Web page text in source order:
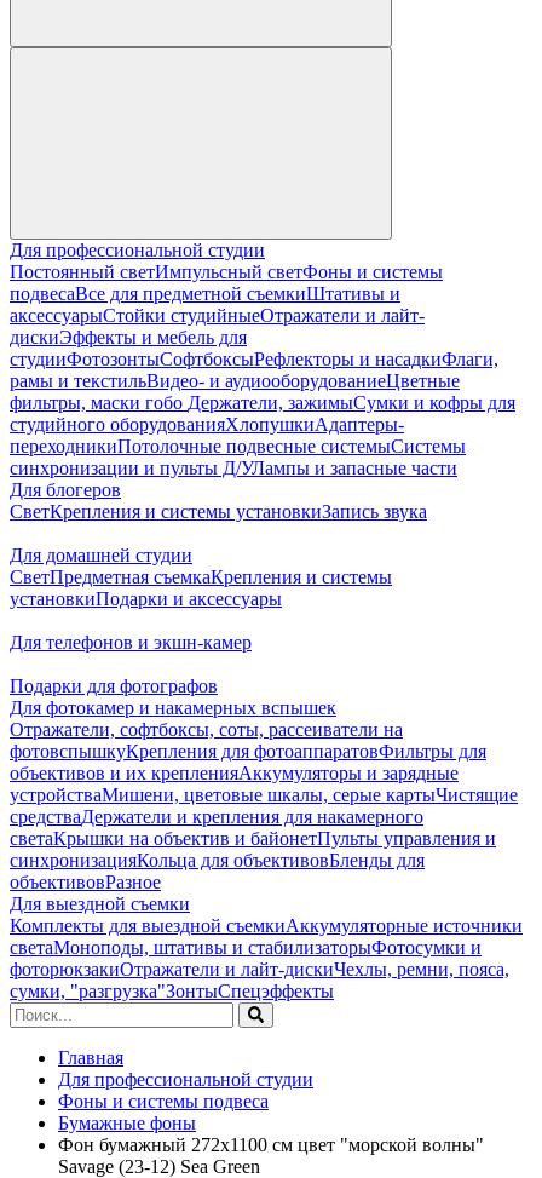
Для профессиональной студии
Постоянный светИмпульсный светФоны и системы
подвесаВсе для предметной съемкиШтативы и
аксессуарыСтойки студийныеОтражатели и лайт-
дискиЭффекты и мебель для
студииФотозонтыСофтбоксыРефлекторы и насадкиФлаги,
рамы и текстильВидео- и аудиооборудованиеЦветные
фильтры, маски гобо Держатели, зажимыСумки и кофры для
студийного оборудованияХлопушкиАдаптеры-
переходникиПотолочные подвесные системыСистемы
синхронизации и пульты Д/УЛампы и запасные части
Для блогеров
СветКрепления и системы установкиЗапись звука
Для домашней студии
СветПредметная съемкаКрепления и системы
установкиПодарки и аксессуары
Для телефонов и экшн-камер
Подарки для фотографов
Для фотокамер и накамерных вспышек
Отражатели, софтбоксы, соты, рассеиватели на
фотовспышкуКрепления для фотоаппаратовФильтры для
объективов и их крепленияАккумуляторы и зарядные
устройстваМишени, цветовые шкалы, серые картыЧистящие
средстваДержатели и крепления для накамерного
светаКрышки на объектив и байонетПульты управления и
синхронизацияКольца для объективовБленды для
объективовРазное
Для выездной съемки
Комплекты для выездной съемкиАккумуляторные источники
светаМоноподы, штативы и стабилизаторыФотосумки и
фоторюкзакиОтражатели и лайт-дискиЧехлы, ремни, пояса,
сумки, "разгрузка"ЗонтыСпецэффекты
Главная
Для профессиональной студии
Фоны и системы подвеса
Бумажные фоны
Фон бумажный 272x1100 см цвет "морской волны"
Savage (23-12) Sea Green